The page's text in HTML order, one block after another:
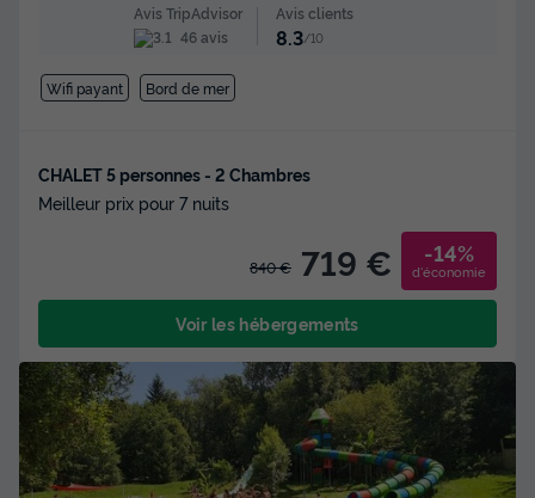
Avis TripAdvisor
46 avis
Avis clients
8.3/10
Wifi payant Bord de mer
CHALET 5 personnes - 2 Chambres
Meilleur prix pour 7 nuits
840 € 719 € -14%
d'économie
Voir les hébergements